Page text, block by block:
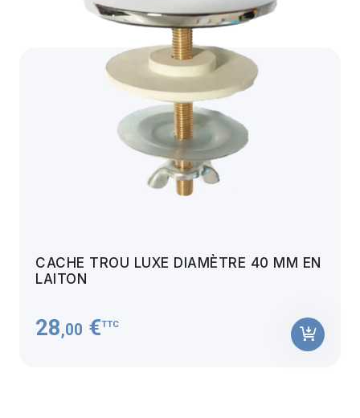
CACHE TROU LUXE DIAMÈTRE 40 MM EN
LAITON
28,00 €TTC